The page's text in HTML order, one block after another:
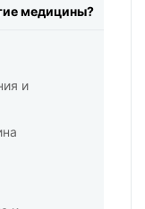
медицины?
и